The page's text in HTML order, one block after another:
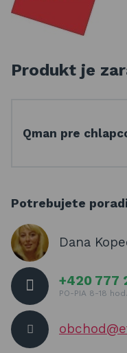
Produkt je
Qman pre
Potrebujete
Dana
+420 777
PO-PIA 8-18 hod.